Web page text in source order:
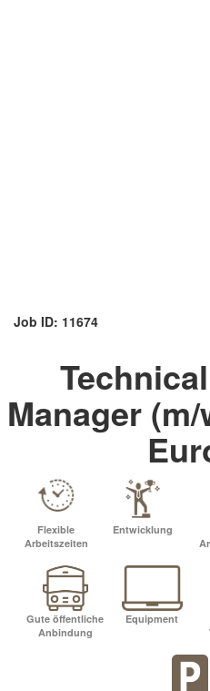
Job ID: 11674
Manager
Flexible
Arbeitszeiten
Entwicklung
Gute öffentliche
Anbindung
Equipment